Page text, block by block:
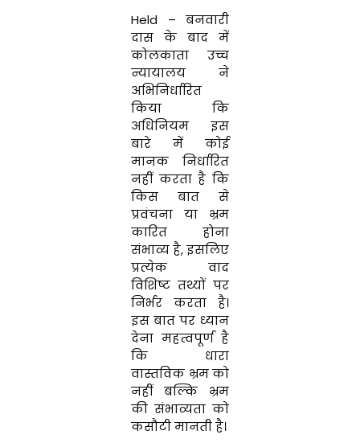
Held – बनवारी
दास के बाद में
कोलकाता उच्च
न्यायालय ने
अभिनिर्धारित
किया कि
अधिनियम इस
बारे में कोई
मानक निर्धारित
नहीं करता है कि
किस बात से
प्रवंचना या भ्रम
कारित होना
संभाव्य है, इसलिए
प्रत्येक वाद
विशिष्ट तथ्यों पर
निर्भर करता है।
इस बात पर ध्यान
देना महत्वपूर्ण है
कि धारा
वास्तविक भ्रम को
नहीं बल्कि भ्रम
की संभाव्यता को
कसौटी मानती है।